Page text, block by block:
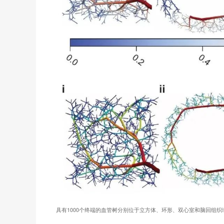
具有1000个终端的血管树分别位于立方体、环形、双心室和脑回组织